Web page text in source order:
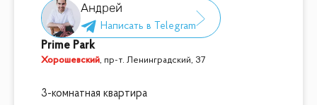
Андрей
Prime Park
Хорошевский,пр-т. Ленинградский, 37
3-комнатная квартира